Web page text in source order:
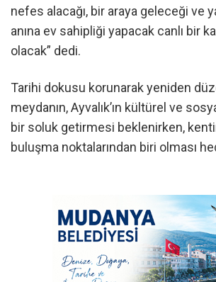
nefes alacağı, bir araya geleceği ve
anına ev sahipliği yapacak canlı bir
olacak” dedi.
Tarihi dokusu korunarak yeniden
meydanın, Ayvalık’ın kültürel ve
bir soluk getirmesi beklenirken,
buluşma noktalarından biri olması